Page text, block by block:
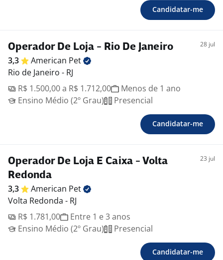
Candidatar-me
Operador De Loja - Rio De Janeiro 28 jul
3,3 American Pet
Rio de Janeiro - RJ
R$ 1.500,00 a R$ 1.712,00
Menos de 1 ano
Ensino Médio (2º Grau)
Presencial
Candidatar-me
Operador De Loja E Caixa - Volta
Redonda
23 jul
3,3 American Pet
Volta Redonda - RJ
R$ 1.781,00
Entre 1 e 3 anos
Ensino Médio (2º Grau)
Presencial
Candidatar-me